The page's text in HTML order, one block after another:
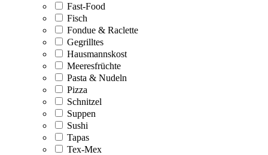
Fast-Food
Fisch
Fondue & Raclette
Gegrilltes
Hausmannskost
Meeresfrüchte
Pasta & Nudeln
Pizza
Schnitzel
Suppen
Sushi
Tapas
Tex-Mex